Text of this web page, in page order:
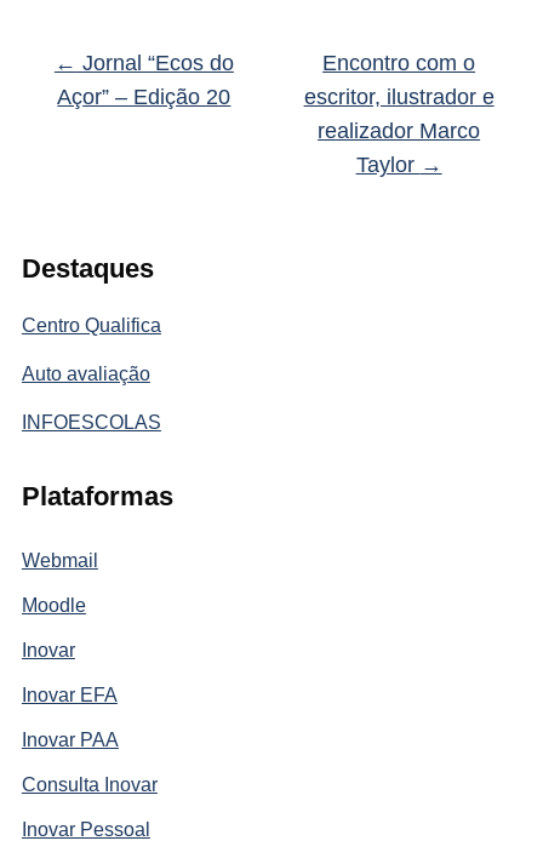
Destaques
Centro Qualifica
Auto avaliação
INFOESCOLAS
Plataformas
Webmail
Moodle
Inovar
Inovar EFA
Inovar PAA
Consulta Inovar
Inovar Pessoal
← Jornal “Ecos do
Açor” – Edição 20
Encontro com o
escritor, ilustrador e
realizador Marco
Taylor →